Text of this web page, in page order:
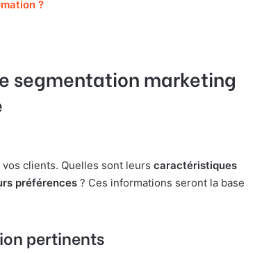
?
segmentation marketing
clients. Quelles sont leurs caractéristiques
préférences ? Ces informations seront la base
pertinents